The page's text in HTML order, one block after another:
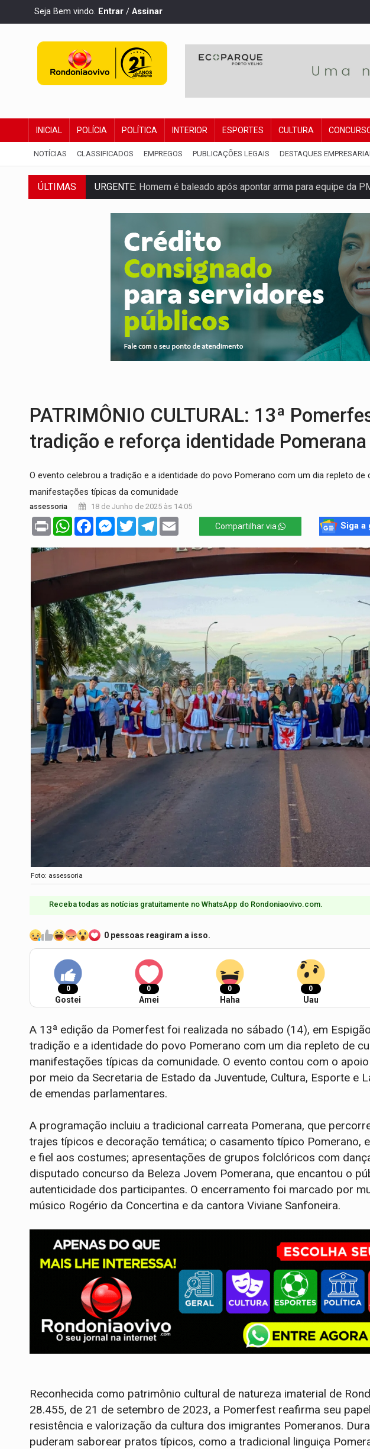
Seja Bem vindo. Entrar / Assinar
INICIAL POLÍCIA POLÍTICA INTERIOR ESPORTES CULTURA
NOTÍCIAS CLASSIFICADOS EMPREGOS PUBLICAÇÕES LEGAIS DESTAQUES
ÚLTIMAS URGENTE: Homem é baleado após apontar arma para equipe da
GRAVE:Homem é esfaqueado no peito durante briga entre
Denarc e Receita Federal apreendem 12 kg de skunk e
OPERAÇÃO DA PC: Membros do CV são presos com armas e
ENTRADA GRATUITA:Espetáculo As Marias Somos Nós será
Três são presos após furto de motocicleta em frente de
CELEBRAÇÃO:Cerejeiras completa 43 anos de emancipação com
SAÚDE: Anvisa desmente boato sobre presença de plástico ou
PATRIMÔNIO CULTURAL: 13ª
tradição e reforça identidade Pomerana
O evento celebrou a tradição e a identidade do povo Pomerano com um dia repleto de
manifestações típicas da comunidade
assessoria 18 de Junho de 2025 às 14:05
Print WhatsAppFacebookMessenger
TwitterTelegram Compartilhar via Siga a
Foto: assessoria
Receba todas as notícias gratuitamente no WhatsApp do Rondoniaovivo.com.​
0 pessoas reagiram a isso.
0
Gostei
0
Amei
0
Haha
0
Uau
A 13ª edição da Pomerfest foi realizada no sábado (14), em
tradição e a identidade do povo Pomerano com um dia repleto de
manifestações típicas da comunidade. O evento contou com o
por meio da Secretaria de Estado da Juventude, Cultura, Esporte e
de emendas parlamentares.
A programação incluiu a tradicional carreata Pomerana, que
trajes típicos e decoração temática; o casamento típico Pomerano,
e fiel aos costumes; apresentações de grupos folclóricos com
disputado concurso da Beleza Jovem Pomerana, que encantou o
autenticidade dos participantes. O encerramento foi marcado por
músico Rogério da Concertina e da cantora Viviane Sanfoneira.
Reconhecida como patrimônio cultural de natureza imaterial de
28.455, de 21 de setembro de 2023, a Pomerfest reafirma seu
resistência e valorização da cultura dos imigrantes Pomeranos.
puderam saborear pratos típicos, como a tradicional linguiça